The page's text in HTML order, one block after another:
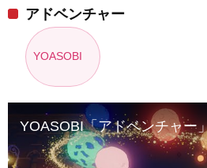
アドベンチャー
YOASOBI
YOASOBI「アドベンチャー